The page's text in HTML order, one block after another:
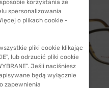
korzystania ze
spersonalizowania
o plikach cookie -
pliki cookie klikając
lub odrzucić pliki cookie
Jeśli naciśniesz
będą wyłącznie
zapewnienia